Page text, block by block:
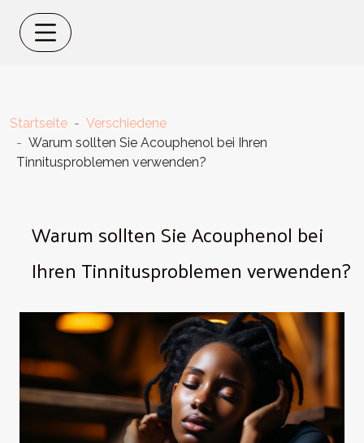
Startseite
Verschiedene
Warum sollten Sie Acouphenol bei Ihren
Tinnitusproblemen verwenden?
Warum sollten Sie Acouphenol bei
Ihren Tinnitusproblemen verwenden?